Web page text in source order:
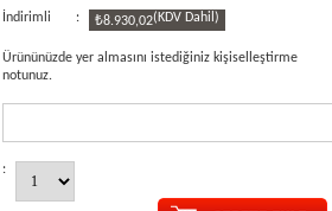
İndirimli : ₺8.930,02(KDV Dahil)
Ürününüzde yer almasını istediğiniz kişiselleştirme
notunuz.
: